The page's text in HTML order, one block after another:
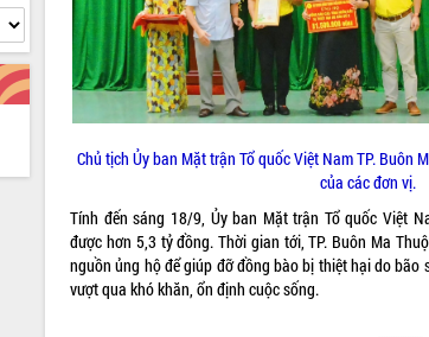
Chủ tịch Ủy ban Mặt trận Tổ quốc Việt Nam TP. Buôn
của các đơn vị.
Tính đến sáng 18/9, Ủy ban Mặt trận Tổ quốc Việt
được hơn 5,3 tỷ đồng. Thời gian tới, TP. Buôn Ma
nguồn ủng hộ để giúp đỡ đồng bào bị thiệt hại do bão
vượt qua khó khăn, ổn định cuộc sống.